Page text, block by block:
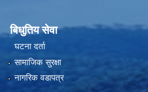
बिधुतिय सेवा
घटना दर्ता
सामाजिक सुरक्षा
नागरिक वडापत्र